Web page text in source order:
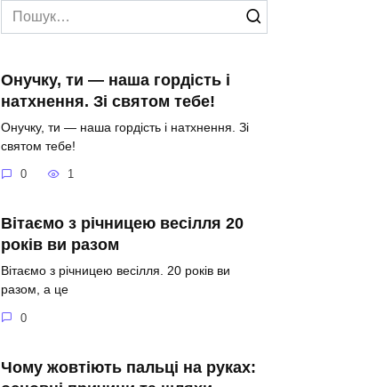
Search
for:
Онучку, ти — наша гордість і
натхнення. Зі святом тебе!
Онучку, ти — наша гордість і натхнення. Зі
святом тебе!
0 1
Вітаємо з річницею весілля 20
років ви разом
Вітаємо з річницею весілля. 20 років ви
разом, а це
0
Чому жовтіють пальці на руках: